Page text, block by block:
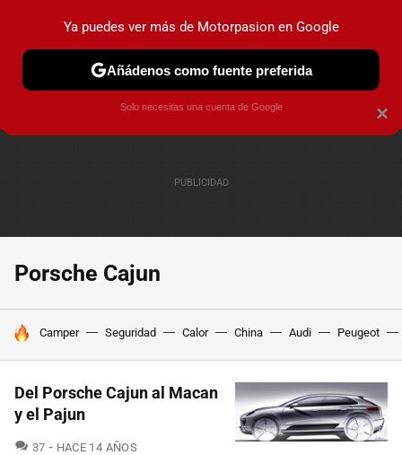
PRUEBAS COCHES ELÉCTRICOS OBSERVATORIO
Porsche Cajun
HOY SE HABLA DE
Camper Seguridad Calor China Audi Peugeot
Del Porsche Cajun al Macan
y el Pajun
37 COMENTARIOS
HACE 14 AÑOS
×
Ya puedes ver más de Motorpasion en Google
Añádenos como fuente preferida
Solo necesitas una cuenta de Google